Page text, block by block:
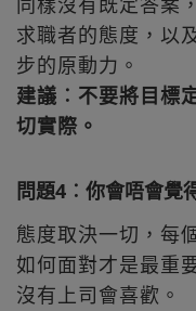
求職者的態度，以
步的原動力。
建議︰不要將目標
切實際。
問題4︰你會唔會覺
態度取決一切，每
如何面對才是最重
沒有上司會喜歡。